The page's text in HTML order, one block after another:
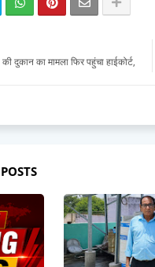
दुकान का मामला फिर पहुंचा हाईकोर्ट,